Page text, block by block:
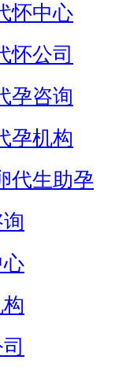
怀中心
怀公司
孕咨询
孕机构
代生助孕